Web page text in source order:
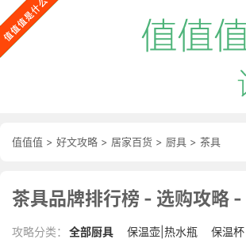
值值值 > 好文攻略 > 居家百货 > 厨具 > 茶具
茶具品牌排行榜 - 选购攻略
攻略分类： 全部厨具 保温壶|热水瓶 保温杯